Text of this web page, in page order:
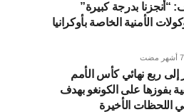
“أنجزنا بدرجة كبيرة”
الأمنية الخاصة بأوكرانيا
7 أشهر مضت
إلى ربع نهائي كأس الأمم
بفوزها على الكونغو بهدف
اللحظات الأخيرة